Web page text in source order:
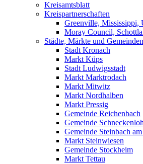
Kreisamtsblatt
Kreispartnerschaften
Greenville, Mississippi,
Moray Council,
Städte, Märkte und Gemeinden
Stadt Kronach
Markt Küps
Stadt Ludwigsstadt
Markt Marktrodach
Markt Mitwitz
Markt Nordhalben
Markt Pressig
Gemeinde Reichenbach
Gemeinde
Gemeinde Steinbach
Markt Steinwiesen
Gemeinde Stockheim
Markt Tettau